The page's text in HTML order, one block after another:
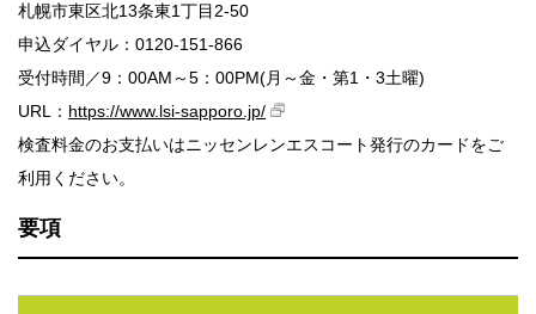
札幌市東区北13条東1丁目2-50
申込ダイヤル：0120-151-866
受付時間／9：00AM～5：00PM(月～金・第1・3土曜)
URL： https://www.lsi-sapporo.jp/
検査料金のお支払いはニッセンレンエスコート発行のカードをご
利用ください。
要項